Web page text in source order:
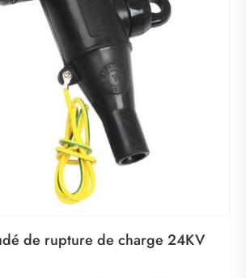
de rupture de charge 24KV